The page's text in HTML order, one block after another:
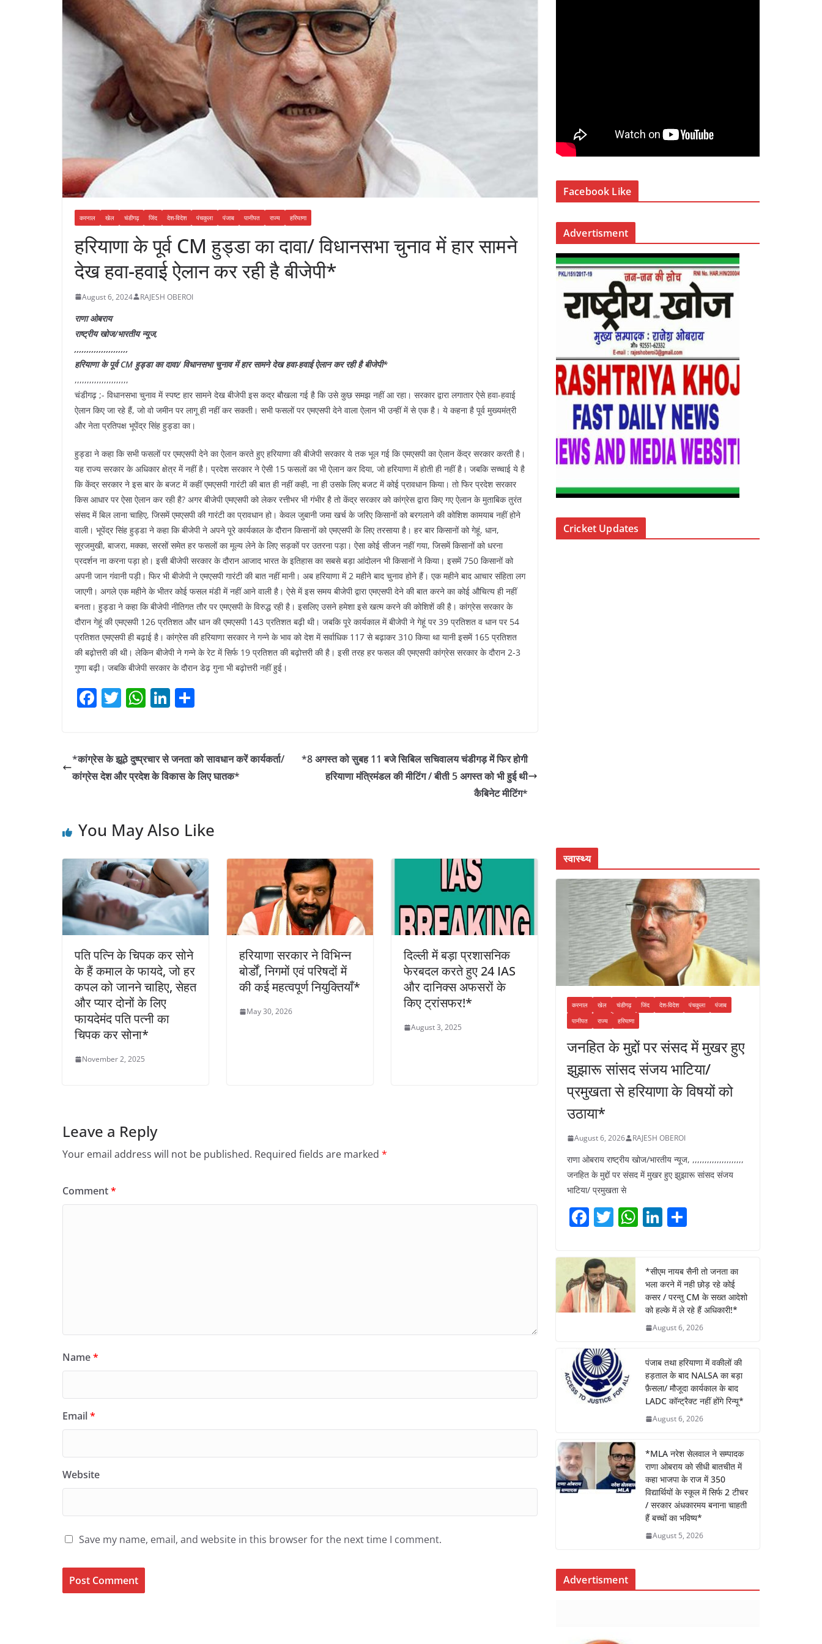
करनाल खेल चंडीगढ़ जिंद देश-विदेश पंचकुला पंजाब पानीपत राज्य हरियाणा
हरियाणा के पूर्व CM हुड्डा का दावा/ विधानसभा चुनाव में हार सामने
देख हवा-हवाई ऐलान कर रही है बीजेपी*
August 6, 2024 RAJESH OBEROI
राणा ओबराय
राष्ट्रीय खोज/भारतीय न्यूज,
,,,,,,,,,,,,,,,,,,,,,,
हरियाणा के पूर्व CM हुड्डा का दावा/ विधानसभा चुनाव में हार सामने देख हवा-हवाई ऐलान कर रही है बीजेपी*
,,,,,,,,,,,,,,,,,,,,,,
चंडीगढ़ ;- विधानसभा चुनाव में स्पष्ट हार सामने देख बीजेपी इस कद्र बौखला गई है कि उसे कुछ समझ नहीं आ रहा। सरकार द्वारा लगातार ऐसे हवा-हवाई
ऐलान किए जा रहे हैं, जो वो जमीन पर लागू ही नहीं कर सकती। सभी फसलों पर एमएसपी देने वाला ऐलान भी उन्हीं में से एक है। ये कहना है पूर्व मुख्यमंत्री
और नेता प्रतिपक्ष भूपेंद्र सिंह हुड्डा का।
हुड्डा ने कहा कि सभी फसलों पर एमएसपी देने का ऐलान करते हुए हरियाणा की बीजेपी सरकार ये तक भूल गई कि एमएसपी का ऐलान केंद्र सरकार करती है।
यह राज्य सरकार के अधिकार क्षेत्र में नहीं है। प्रदेश सरकार ने ऐसी 15 फसलों का भी ऐलान कर दिया, जो हरियाणा में होती ही नहीं है। जबकि सच्चाई ये है
कि केंद्र सरकार ने इस बार के बजट में कहीं एमएसपी गारंटी की बात ही नहीं कही, ना ही उसके लिए बजट में कोई प्रावधान किया। तो फिर प्रदेश सरकार
किस आधार पर ऐसा ऐलान कर रही है? अगर बीजेपी एमएसपी को लेकर रत्तीभर भी गंभीर है तो केंद्र सरकार को कांग्रेस द्वारा किए गए ऐलान के मुताबिक तुरंत
संसद में बिल लाना चाहिए, जिसमें एमएसपी की गारंटी का प्रावधान हो। केवल जुबानी जमा खर्च के जरिए किसानों को बरगलाने की कोशिश कामयाब नहीं होने
वाली। भूपेंद्र सिंह हुड्डा ने कहा कि बीजेपी ने अपने पूरे कार्यकाल के दौरान किसानों को एमएसपी के लिए तरसाया है। हर बार किसानों को गेहूं, धान,
सूरजमुखी, बाजरा, मक्का, सरसों समेत हर फसलों का मूल्य लेने के लिए सड़कों पर उतरना पड़ा। ऐसा कोई सीजन नहीं गया, जिसमें किसानों को धरना
प्रदर्शन ना करना पड़ा हो। इसी बीजेपी सरकार के दौरान आजाद भारत के इतिहास का सबसे बड़ा आंदोलन भी किसानों ने किया। इसमें 750 किसानों को
अपनी जान गंवानी पड़ी। फिर भी बीजेपी ने एमएसपी गारंटी की बात नहीं मानी। अब हरियाणा में 2 महीने बाद चुनाव होने हैं। एक महीने बाद आचार संहिता लग
जाएगी। अगले एक महीने के भीतर कोई फसल मंडी में नहीं आने वाली है। ऐसे में इस समय बीजेपी द्वारा एमएसपी देने की बात करने का कोई औचित्य ही नहीं
बनता। हुड्डा ने कहा कि बीजेपी नीतिगत तौर पर एमएसपी के विरुद्ध रही है। इसलिए उसने हमेशा इसे खत्म करने की कोशिशें की है। कांग्रेस सरकार के
दौरान गेहूं की एमएसपी 126 प्रतिशत और धान की एमएसपी 143 प्रतिशत बढ़ी थी। जबकि पूरे कार्यकाल में बीजेपी ने गेहूं पर 39 प्रतिशत व धान पर 54
प्रतिशत एमएसपी ही बढ़ाई है। कांग्रेस की हरियाणा सरकार ने गन्ने के भाव को देश में सर्वाधिक 117 से बढ़ाकर 310 किया था यानी इसमें 165 प्रतिशत
की बढ़ोत्तरी की थी। लेकिन बीजेपी ने गन्ने के रेट में सिर्फ 19 प्रतिशत की बढ़ोत्तरी की है। इसी तरह हर फसल की एमएसपी कांग्रेस सरकार के दौरान 2-3
गुणा बढ़ी। जबकि बीजेपी सरकार के दौरान डेढ़ गुना भी बढ़ोत्तरी नहीं हुई।
F
e
b
k
T
er
W
s
A
Li
e
dI
e
*कांग्रेस के झूठे दुष्प्रचार से जनता को सावधान करें कार्यकर्ता/
कांग्रेस देश और प्रदेश के विकास के लिए घातक*
*8 अगस्त को सुबह 11 बजे सिबिल सचिवालय चंडीगड़ में फिर होगी
हरियाणा मंत्रिमंडल की मीटिंग / बीती 5 अगस्त को भी हुई थी
कैबिनेट मीटिंग*
You May Also Like
पति पत्नि के चिपक कर सोने
के हैं कमाल के फायदे, जो हर
कपल को जानने चाहिए, सेहत
और प्यार दोनों के लिए
फायदेमंद पति पत्नी का
चिपक कर सोना*
November 2, 2025
हरियाणा सरकार ने विभिन्न
बोर्डों, निगमों एवं परिषदों में
की कई महत्वपूर्ण नियुक्तियाँ*
May 30, 2026
दिल्ली में बड़ा प्रशासनिक
फेरबदल करते हुए 24 IAS
और दानिक्स अफसरों के
किए ट्रांसफर!*
August 3, 2025
Leave a Reply
Your email address will not be published. Required fields are marked *
Comment*
Name*
Email*
Website
Save my name, email, and website in this browser for the next time I comment.
Facebook Like
Advertisment
Cricket Updates
स्वास्थ्य
करनाल खेल चंडीगढ़ जिंद देश-विदेश पंचकुला
पंजाब
पानीपत
राज्य हरियाणा
जनहित के मुद्दों पर संसद में मुखर हुए
झुझारू सांसद संजय भाटिया/
प्रमुखता से हरियाणा के विषयों को
उठाया*
August 6, 2026 RAJESH OBEROI
राणा ओबराय राष्ट्रीय खोज/भारतीय न्यूज, ,,,,,,,,,,,,,,,,,,,,,
जनहित के मुद्दों पर संसद में मुखर हुए झुझारू सांसद संजय
भाटिया/ प्रमुखता से
F
c
e
b
o
k
T
itt
er
W
s
A
p
p
Li
e
dI
n
e
*सीएम नायब सैनी तो जनता का
भला करने में नही छोड़ रहे कोई
कसर / परन्तु CM के सख्त आदेशो
को हल्के में ले रहे हैं अधिकारी!*
August 6, 2026
पंजाब तथा हरियाणा में वकीलों की
हड़ताल के बाद NALSA का बड़ा
फ़ैसला/ मौजूदा कार्यकाल के बाद
LADC कॉन्ट्रैक्ट नहीं होंगे रिन्यू*
August 6, 2026
*MLA नरेश सेलवाल ने सम्पादक
राणा ओबराय को सीधी बातचीत में
कहा भाजपा के राज में 350
विद्यार्थियों के स्कूल में सिर्फ 2 टीचर
/ सरकार अंधकारमय बनाना चाहती
हैं बच्चों का भविष्य*
August 5, 2026
Advertisment